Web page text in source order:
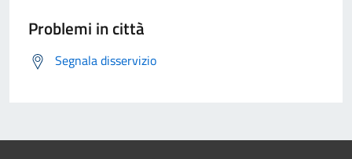
Problemi in città
Segnala disservizio